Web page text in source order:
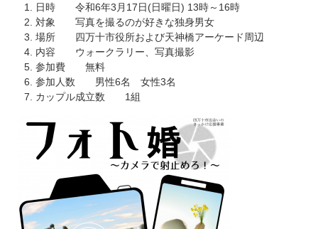
日時 令和6年3月17日(日曜日) 13時～16時
対象 写真を撮るのが好きな独身男女
場所 四万十市役所および天神橋アーケード周辺
内容 ウォークラリー、写真撮影
参加費 無料
参加人数 男性6名 女性3名
カップル成立数 1組